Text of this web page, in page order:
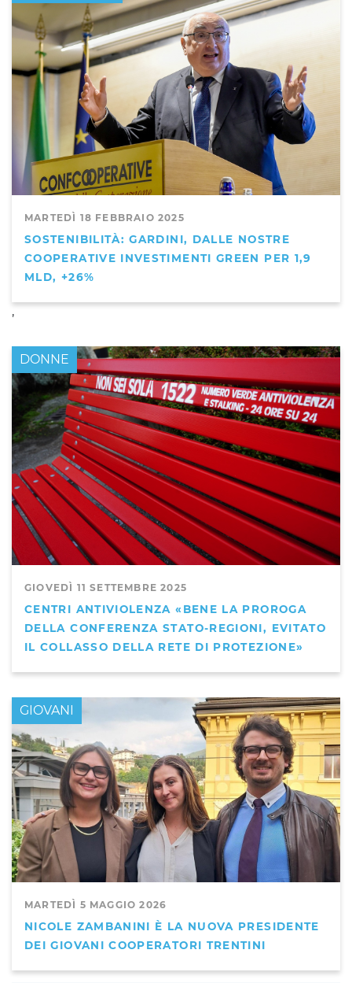
MARTEDÌ 18 FEBBRAIO 2025
SOSTENIBILITÀ: GARDINI, DALLE NOSTRE
COOPERATIVE INVESTIMENTI GREEN PER 1,9
MLD, +26%
,
GIOVEDÌ 11 SETTEMBRE 2025
CENTRI ANTIVIOLENZA «BENE LA PROROGA
DELLA CONFERENZA STATO-REGIONI, EVITATO
IL COLLASSO DELLA RETE DI PROTEZIONE»
DONNE
MARTEDÌ 5 MAGGIO 2026
NICOLE ZAMBANINI È LA NUOVA PRESIDENTE
DEI GIOVANI COOPERATORI TRENTINI
GIOVANI